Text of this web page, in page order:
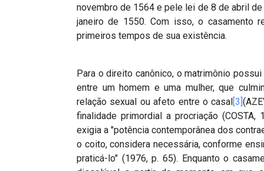
novembro de 1564 e pele lei de 8 de abril
janeiro de 1550. Com isso, o casamento
primeiros tempos de sua existência.
Para o direito canônico, o matrimônio
entre um homem e uma mulher, que
relação sexual ou afeto entre o casal[3]
finalidade primordial a procriação
exigia a "potência contemporânea dos
o coito, considera necessária, conforme
praticá-lo" (1976, p. 65). Enquanto o